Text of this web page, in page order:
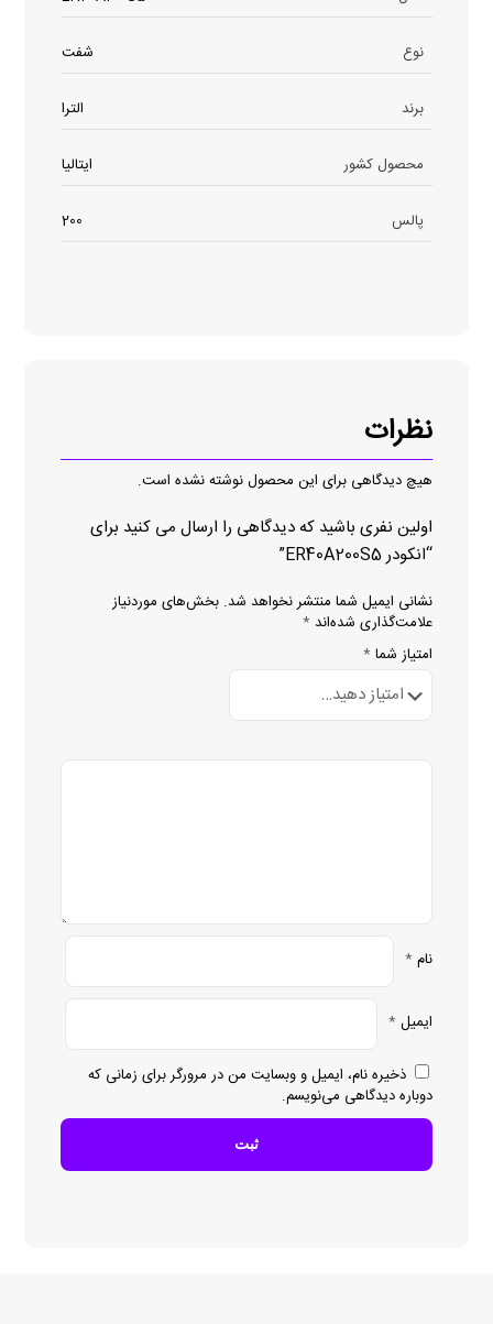
نوع شفت
برند الترا
محصول کشور ایتالیا
پالس 200
نظرات
هیچ دیدگاهی برای این محصول نوشته نشده است.
اولین نفری باشید که دیدگاهی را ارسال می کنید برای
“انکودر ER40A200S5”
نشانی ایمیل شما منتشر نخواهد شد. بخش‌های موردنیاز
علامت‌گذاری شده‌اند *
امتیاز شما *
نام *
ایمیل *
ذخیره نام، ایمیل و وبسایت من در مرورگر برای زمانی که
دوباره دیدگاهی می‌نویسم.